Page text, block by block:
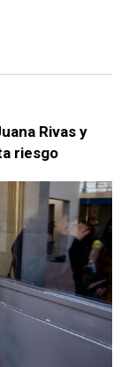
Rivas y
riesgo